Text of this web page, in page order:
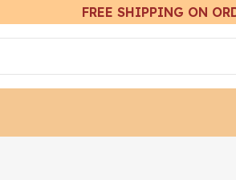
FREE SHIPPING ON